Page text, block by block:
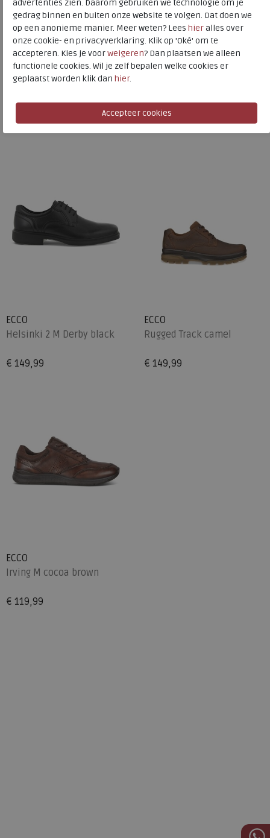
Toon alles van ECCO
Naar allesneakers / veterschoenen
Naar alleECCO sneakers / veterschoenen
Is dit iets voor u?
ECCO
Helsinki 2 M Derby black
€ 149,99
ECCO
Rugged Track camel
€ 149,99
ECCO
Irving M cocoa brown
€ 119,99
advertenties zien. Daarom gebruiken we technologie om je
gedrag binnen en buiten onze website te volgen. Dat doen we
op een anonieme manier. Meer weten? Lees hieralles over
onze cookie- en privacyverklaring. Klik op 'Oké' om te
accepteren. Kies je voorweigeren? Dan plaatsen we alleen
functionele cookies. Wil je zelf bepalen welke cookies er
geplaatst worden klik dan hier.